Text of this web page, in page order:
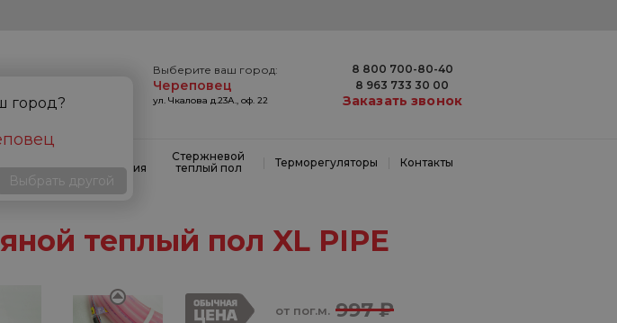
Выберите ваш город:
Череповец
ул. Чкалова д.23А., оф. 22
8 800 700-80-40
8 963 733 30 00
Заказать звонок
антиобледенения
Стержневой
теплый пол
Терморегуляторы Контакты
теплый пол XL PIPE
от пог.м. 997 ₽
город?
Выбрать другой